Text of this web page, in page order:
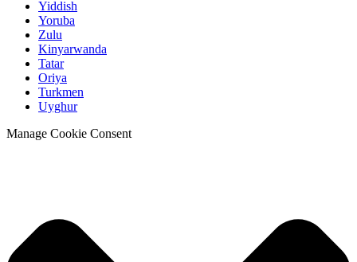
Yiddish
Yoruba
Zulu
Kinyarwanda
Tatar
Oriya
Turkmen
Uyghur
Manage Cookie Consent